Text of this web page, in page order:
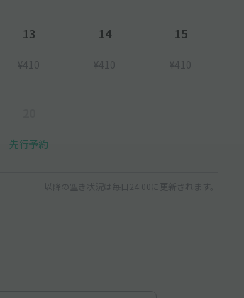
13
¥410
14
¥410
15
¥410
先行予約
以降の空き状況は毎日24:00に更新されます。